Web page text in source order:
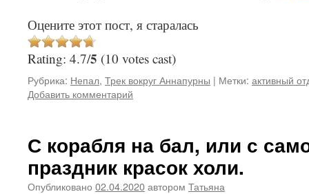
Оцените этот пост, я старалась
Rating: 4.7/5 (10 votes cast)
Рубрика: Непал, Трек вокруг Аннапурны | Метки: активный
Добавить комментарий
С корабля на бал, или с
праздник красок холи.
Опубликовано 02.04.2020автором Татьяна